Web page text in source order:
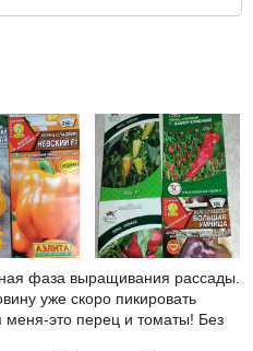
фаза выращивания рассады.
уже скоро пикировать
это перец и томаты! Без